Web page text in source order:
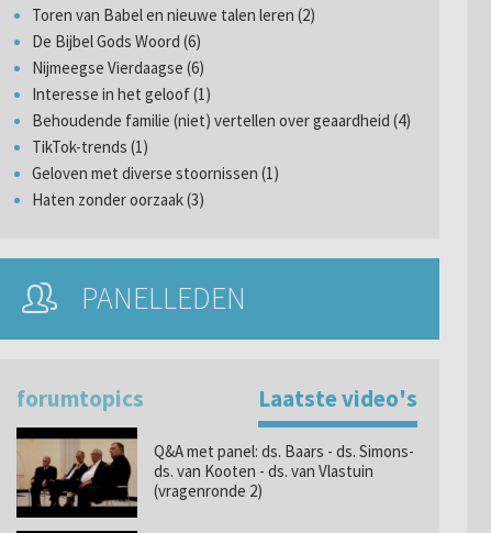
Toren van Babel en nieuwe talen leren (2)
De Bijbel Gods Woord (6)
Nijmeegse Vierdaagse (6)
Interesse in het geloof (1)
Behoudende familie (niet) vertellen over geaardheid (4)
TikTok-trends (1)
Geloven met diverse stoornissen (1)
Haten zonder oorzaak (3)
PANELLEDEN
forumtopics Laatste video's
Q&A met panel: ds. Baars - ds. Simons-
ds. van Kooten - ds. van Vlastuin
(vragenronde 2)